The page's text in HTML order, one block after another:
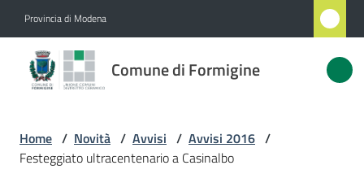
Provincia di Modena
Comune di Formigine
Comune
di
Home / Novità / Avvisi / Avvisi 2016 /
Festeggiato ultracentenario a Casinalbo